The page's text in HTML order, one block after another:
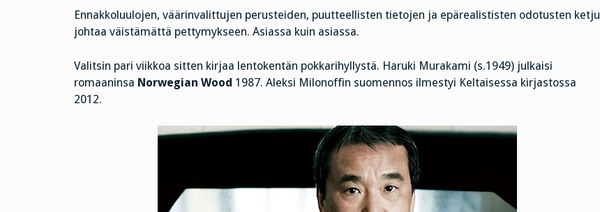
Ennakkoluulojen, väärinvalittujen perusteiden, puutteellisten tietojen ja epärealististen odotusten ketju
johtaa väistämättä pettymykseen. Asiassa kuin asiassa.
Valitsin pari viikkoa sitten kirjaa lentokentän pokkarihyllystä. Haruki Murakami (s.1949) julkaisi
romaaninsa Norwegian Wood 1987. Aleksi Milonoffin suomennos ilmestyi Keltaisessa kirjastossa
2012.